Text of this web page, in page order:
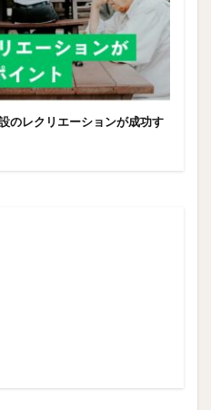
のレクリエーションが成功す